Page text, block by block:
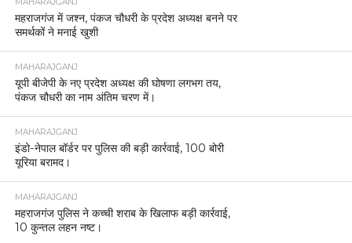
महराजगंज में जश्न, पंकज चौधरी के प्रदेश अध्यक्ष बनने पर
समर्थकों ने मनाई खुशी
MAHARAJGANJ
यूपी बीजेपी के नए प्रदेश अध्यक्ष की घोषणा लगभग तय,
पंकज चौधरी का नाम अंतिम चरण में।
MAHARAJGANJ
इंडो-नेपाल बॉर्डर पर पुलिस की बड़ी कार्रवाई, 100 बोरी
यूरिया बरामद।
MAHARAJGANJ
महराजगंज पुलिस ने कच्ची शराब के खिलाफ बड़ी कार्रवाई,
10 कुन्तल लहन नष्ट।